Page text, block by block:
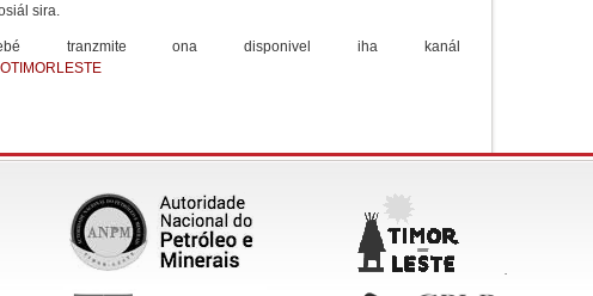
sira.
tranzmite ona disponivel iha kanál